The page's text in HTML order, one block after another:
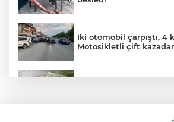
İki otomobil çarpıştı, 4
Motosikletli çift